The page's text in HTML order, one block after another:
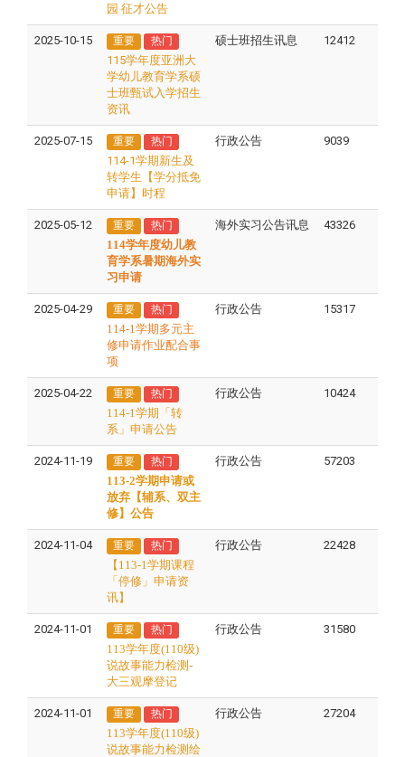
园 征才公告
2025-10-15 重要 热门
115学年度亚洲大
学幼儿教育学系硕
士班甄试入学招生
资讯
硕士班招生讯息 12412
2025-07-15 重要 热门
114-1学期新生及
转学生【学分抵免
申请】时程
行政公告 9039
2025-05-12 重要 热门
114学年度幼儿教
育学系暑期海外实
习申请
海外实习公告讯息 43326
2025-04-29 重要 热门
114-1学期多元主
修申请作业配合事
项
行政公告 15317
2025-04-22 重要 热门
114-1学期「转
系」申请公告
行政公告 10424
2024-11-19 重要 热门
113-2学期申请或
放弃【辅系、双主
修】公告
行政公告 57203
2024-11-04 重要 热门
【113-1学期课程
「停修」申请资
讯】
行政公告 22428
2024-11-01 重要 热门
113学年度(110级)
说故事能力检测-
大三观摩登记
行政公告 31580
2024-11-01 重要 热门
113学年度(110级)
说故事能力检测绘
行政公告 27204